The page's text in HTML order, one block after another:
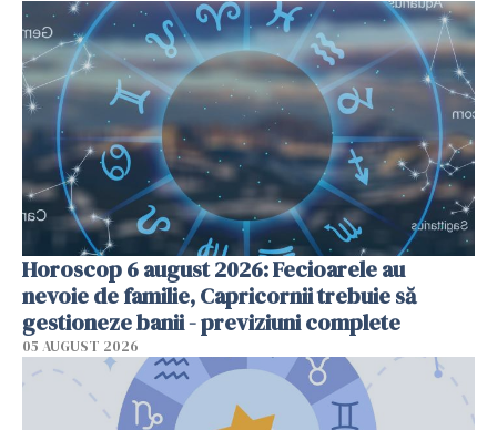
Horoscop 6 august 2026: Fecioarele au
nevoie de familie, Capricornii trebuie să
gestioneze banii - previziuni complete
05 AUGUST 2026